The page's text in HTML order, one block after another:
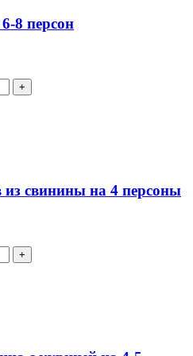
8 персон
свинины на 4 персоны